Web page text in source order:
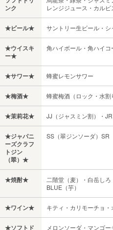
ンク
レンジジュース・カル
★ビール★ サントリー生ビール・
★ウイスキ
ー★
角ハイボール・角ハイ
★サワー★ 蜂蜜レモンサワー
★梅酒★ 蜂蜜梅酒（ロック・水割
★茉莉花★ JJ（ジャスミン割）・
★ジャパニ
ーズクラフ
トジン
（翠）★
SS（翠ジンソーダ）SR
★焼酎★
二階堂（麦）・白岳し
BLUE（芋）
★ワイン★ キティ・カリモーチョ
★ソフトド メロンソーダ・マンゴー